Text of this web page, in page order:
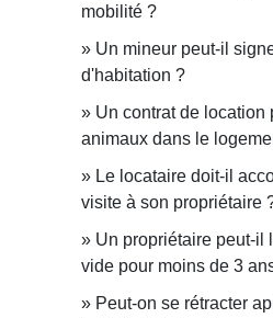
mobilité ?
Un mineur peut-il
d'habitation ?
Un contrat de location
animaux dans le
Le locataire doit-il
visite à son propriétaire
Un propriétaire peut-il
vide pour moins de 3
Peut-on se rétracter